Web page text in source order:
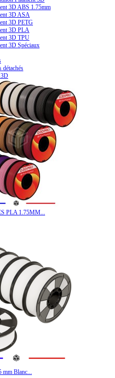
3D ABS 1.75mm
3D ASA
3D PETG
3D PLA
3D TPU
3D Spéciaux
détachés
PLA 1.75MM...
mm Blanc...